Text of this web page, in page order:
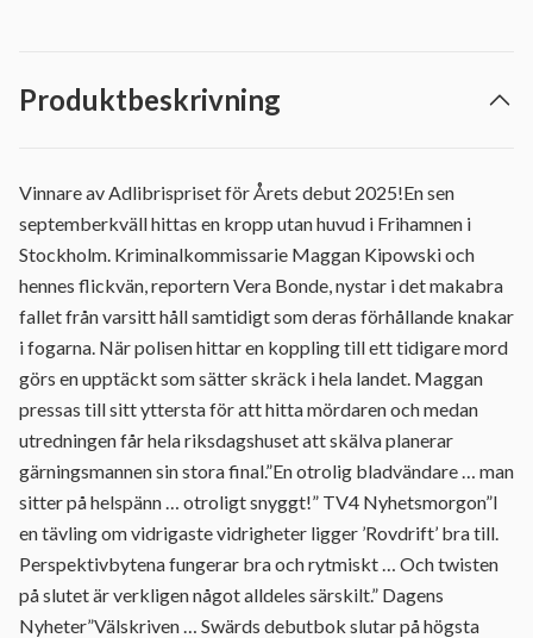
Produktbeskrivning
Vinnare av Adlibrispriset för Årets debut 2025!En sen
septemberkväll hittas en kropp utan huvud i Frihamnen i
Stockholm. Kriminalkommissarie Maggan Kipowski och
hennes flickvän, reportern Vera Bonde, nystar i det makabra
fallet från varsitt håll samtidigt som deras förhållande knakar
i fogarna. När polisen hittar en koppling till ett tidigare mord
görs en upptäckt som sätter skräck i hela landet. Maggan
pressas till sitt yttersta för att hitta mördaren och medan
utredningen får hela riksdagshuset att skälva planerar
gärningsmannen sin stora final.”En otrolig bladvändare … man
sitter på helspänn … otroligt snyggt!” TV4 Nyhetsmorgon”I
en tävling om vidrigaste vidrigheter ligger ’Rovdrift’ bra till.
Perspektivbytena fungerar bra och rytmiskt … Och twisten
på slutet är verkligen något alldeles särskilt.” Dagens
Nyheter”Välskriven … Swärds debutbok slutar på högsta